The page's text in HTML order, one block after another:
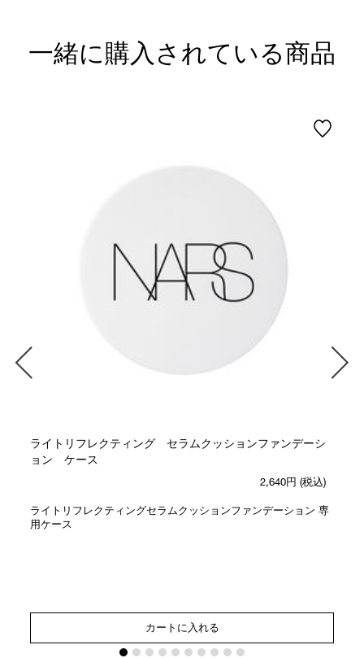
一緒に購入されている商品
ライトリフレクティング セラムクッションファンデーシ
ョン ケース
2,640円 (税込)
ライトリフレクティングセラムクッションファンデーション 専
用ケース
カートに入れる